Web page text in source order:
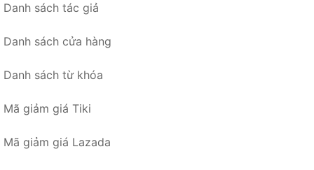
Danh sách tác giả
Danh sách cửa hàng
Danh sách từ khóa
Mã giảm giá Tiki
Mã giảm giá Lazada